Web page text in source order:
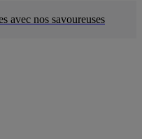
avec nos savoureuses